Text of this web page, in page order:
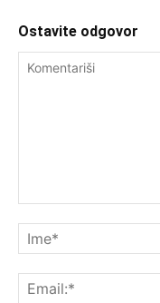
Ostavite odgovor